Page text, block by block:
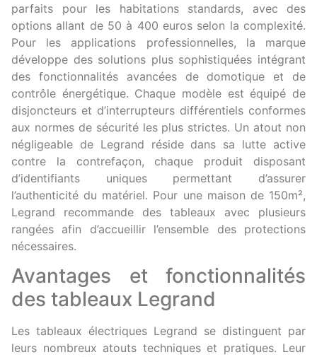
parfaits pour les habitations standards, avec des
options allant de 50 à 400 euros selon la complexité.
Pour les applications professionnelles, la marque
développe des solutions plus sophistiquées intégrant
des fonctionnalités avancées de domotique et de
contrôle énergétique. Chaque modèle est équipé de
disjoncteurs et d’interrupteurs différentiels conformes
aux normes de sécurité les plus strictes. Un atout non
négligeable de Legrand réside dans sa lutte active
contre la contrefaçon, chaque produit disposant
d’identifiants uniques permettant d’assurer
l’authenticité du matériel. Pour une maison de 150m²,
Legrand recommande des tableaux avec plusieurs
rangées afin d’accueillir l’ensemble des protections
nécessaires.
Avantages et fonctionnalités
des tableaux Legrand
Les tableaux électriques Legrand se distinguent par
leurs nombreux atouts techniques et pratiques. Leur